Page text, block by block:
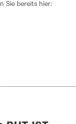
Sie bereits hier: